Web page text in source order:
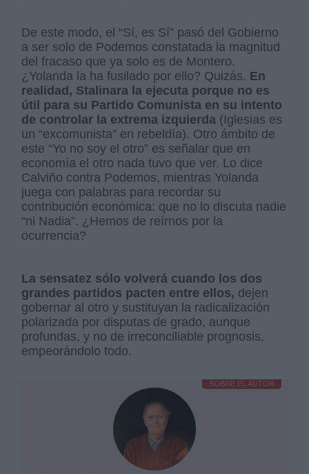
De este modo, el “Sí, es Sí” pasó del Gobierno
a ser solo de Podemos constatada la magnitud
del fracaso que ya solo es de Montero.
¿Yolanda la ha fusilado por ello? Quizás. En
realidad, Stalinara la ejecuta porque no es
útil para su Partido Comunista en su intento
de controlar la extrema izquierda (Iglesias es
un “excomunista” en rebeldía). Otro ámbito de
este “Yo no soy el otro” es señalar que en
economía el otro nada tuvo que ver. Lo dice
Calviño contra Podemos, mientras Yolanda
juega con palabras para recordar su
contribución económica: que no lo discuta nadie
“ni Nadia”. ¿Hemos de reírnos por la
ocurrencia?
La sensatez sólo volverá cuando los dos
grandes partidos pacten entre ellos, dejen
gobernar al otro y sustituyan la radicalización
polarizada por disputas de grado, aunque
profundas, y no de irreconciliable prognosis,
empeorándolo todo.
SOBRE EL AUTOR